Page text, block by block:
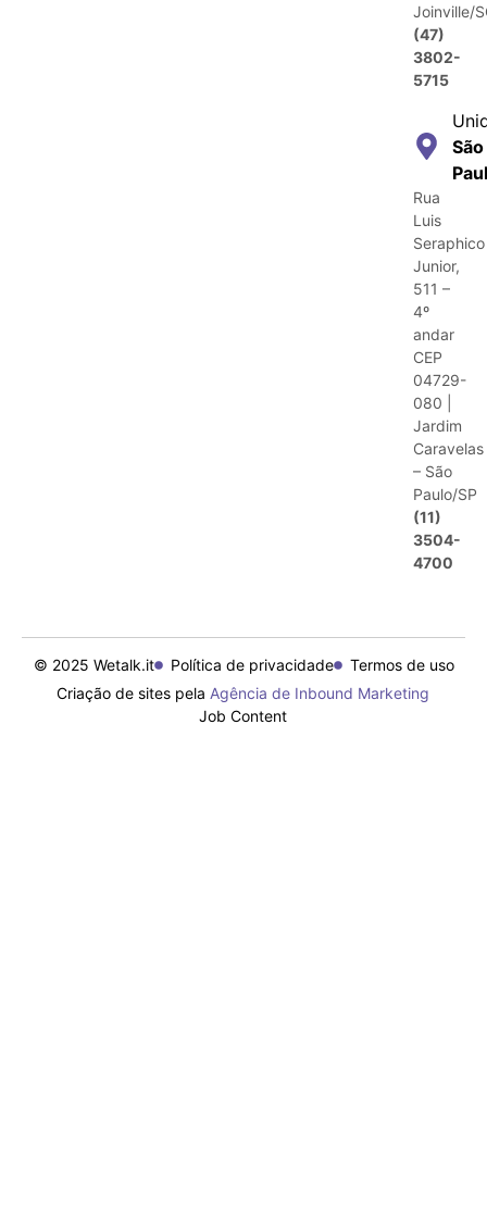
Joinville/
(47)
3802-
5715
São
Rua
Luis
Seraphico
Junior,
511 –
4º
andar
CEP
04729-
080 |
Jardim
Caravelas
– São
Paulo/SP
(11)
3504-
4700
© 2025 Wetalk.it Política de privacidade
Termos de uso
Criação de sites pela Agência de Inbound Marketing
Job Content